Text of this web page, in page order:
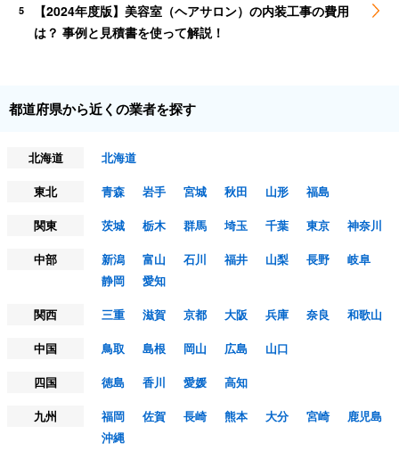
5
【2024年度版】美容室（ヘアサロン）の内装工事の費用
は？ 事例と見積書を使って解説！
都道府県から近くの業者を探す
北海道
北海道
東北
青森 岩手 宮城 秋田 山形
福島
関東
茨城 栃木 群馬 埼玉 千葉 東京
神奈川
中部
新潟 富山 石川 福井 山梨 長野
岐阜
静岡
愛知
関西
三重 滋賀 京都 大阪 兵庫 奈良
和歌山
中国
鳥取 島根 岡山 広島
山口
四国
徳島 香川 愛媛
高知
九州
福岡 佐賀 長崎 熊本 大分 宮崎
鹿児島
沖縄